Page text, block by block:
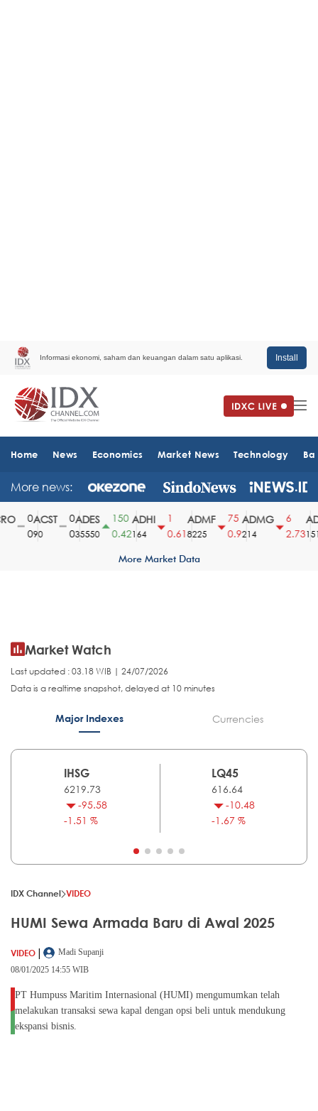
Informasi ekonomi, saham dan keuangan dalam satu aplikasi. Install
Home News Economics Market News Technology
More news:
ACST
90
ADES
35550
150
0.42
ADHI
164
0.61
ADMF
8225
75
0.9
ADMG
214
2.731510
More Market Data
Market Watch
Last updated : 03.18 WIB | 24/07/2026
Data is a realtime snapshot, delayed at 10 minutes
Major Indexes Currencies
IHSG
6219.73
-95.58
-1.51 %
LQ45
616.64
-10.48
-1.67 %
IDX Channel VIDEO
HUMI Sewa Armada Baru di Awal 2025
VIDEO |
Madi Supanji
08/01/2025 14:55 WIB
PT Humpuss Maritim Internasional (HUMI) mengumumkan telah
melakukan transaksi sewa kapal dengan opsi beli untuk mendukung
ekspansi bisnis.